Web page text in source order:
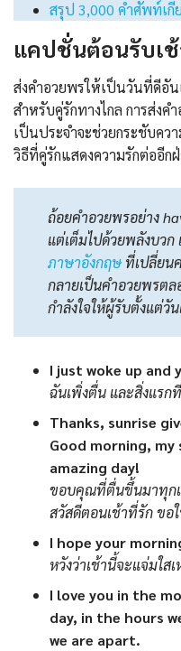
สรุป 3,000 คำศัพท์เ
แคปชั่นต้อนรับเ
ส่งคำอวยพรให้เป็นวันที่ดีอั
สำหรับคู่รักทางไกล การส่ง
เป็นประจำจะช่วยกระชับค
วิธีที่คู่รักแสดงความรักต่ออีก
ถ้อยคำอวยพรอย่าง
แต่เต็มไปด้วยพลังบวก
ภาษาอังกฤษที่เปลี่ยน
กลายเป็นคำอวยพรต
กำลังใจให้ผู้รับตั้งแต่วั
I just woke up and
ฉันเพิ่งตื่น และสิ่งแรก
Thanks, sunrise
Good morning, my
amazing day!
ขอบคุณที่ตื่นขึ้นมาทุกเ
สวัสดีตอนเช้าที่รัก ขอ
I hope your
หวังว่าเช้านี้จะแจ่มใ
I love you in the
day, in the hours
we are apart.